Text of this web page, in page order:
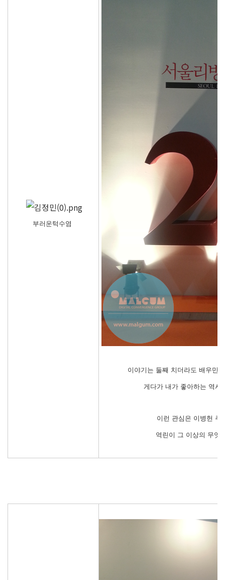
부러운턱수염
이야기는 둘째 치더라도 배우만
게다가 내가 좋아하는 역사
이런 관심은 이병헌 주
역린이 그 이상의 무엇